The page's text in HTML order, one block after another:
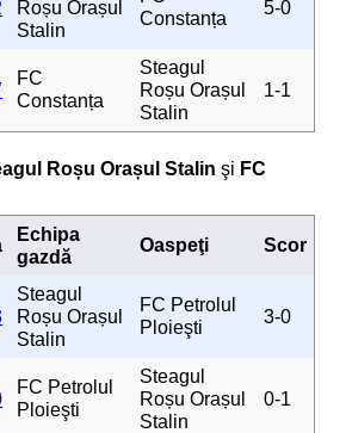
Roșu Orașul
Stalin
Constanța
5-0
FC
Constanța
Steagul
Roșu Orașul
Stalin
1-1
Roșu Orașul Stalin şi FC
Echipa
gazdă
Oaspeţi Scor
Steagul
Roșu Orașul
Stalin
FC Petrolul
Ploieşti
3-0
FC Petrolul
Ploieşti
Steagul
Roșu Orașul
Stalin
0-1